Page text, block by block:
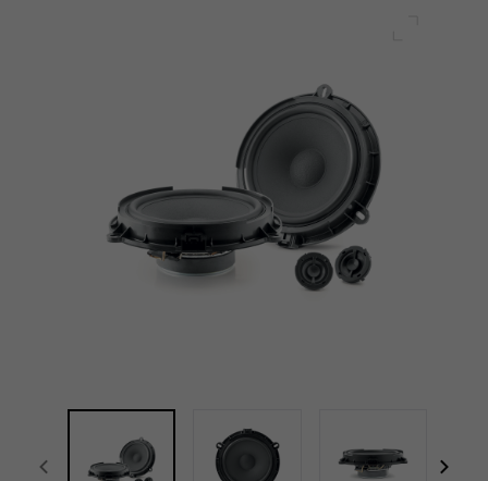
focal-naim-frontent::misc.prev_label